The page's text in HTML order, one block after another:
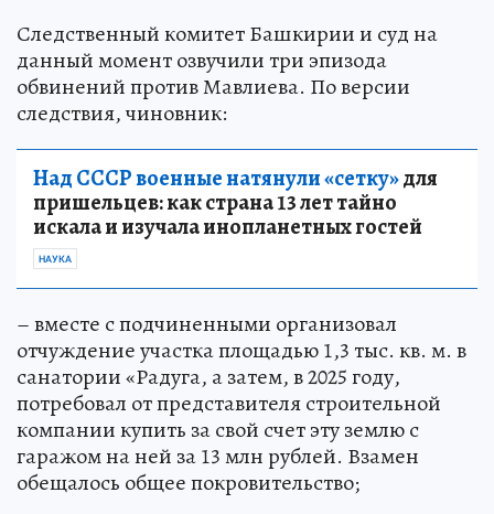
Следственный комитет Башкирии и суд на
данный момент озвучили три эпизода
обвинений против Мавлиева. По версии
следствия, чиновник:
Над СССР военные натянули «сетку»для
пришельцев: как страна 13 лет тайно
искала и изучала инопланетных гостей
НАУКА
– вместе с подчиненными организовал
отчуждение участка площадью 1,3 тыс. кв. м. в
санатории «Радуга, а затем, в 2025 году,
потребовал от представителя строительной
компании купить за свой счет эту землю с
гаражом на ней за 13 млн рублей. Взамен
обещалось общее покровительство;